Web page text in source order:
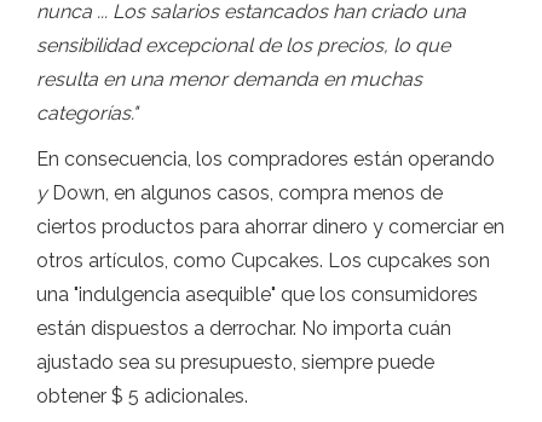
nunca ... Los salarios estancados han criado una
sensibilidad excepcional de los precios, lo que
resulta en una menor demanda en muchas
categorías."
En consecuencia, los compradores están operando
yDown, en algunos casos, compra menos de
ciertos productos para ahorrar dinero y comerciar en
otros artículos, como Cupcakes. Los cupcakes son
una "indulgencia asequible" que los consumidores
están dispuestos a derrochar. No importa cuán
ajustado sea su presupuesto, siempre puede
obtener $ 5 adicionales.